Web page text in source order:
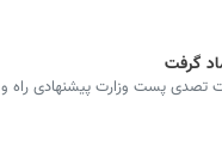
گرفت
تصدی پست وزارت پیشنهادی راه و